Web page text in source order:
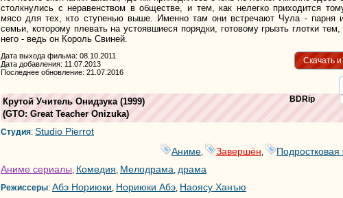
столкнулись с неравенством в обществе, и тем, как нелегко приходится
мясо для тех, кто ступенью выше. Именно там они встречают Чула - парня
семьи, которому плевать на устоявшиеся порядки, готовому грызть глотки тем,
него - ведь он Король Свиней.
Скачать
Дата выхода фильма: 08.10.2011
Дата добавления: 11.07.2013
Последнее обновление: 21.07.2016
BDRip
Крутой Учитель Онидзука (1999)
(GTO: Great Teacher Onizuka)
Студия: Studio Pierrot
Аниме
Завершён
Подростковая
Аниме сериалы, Комедия, Мелодрама, драма
Режиссеры: Абэ Нориюки, Нориюки Абэ, Наоясу Ханъю